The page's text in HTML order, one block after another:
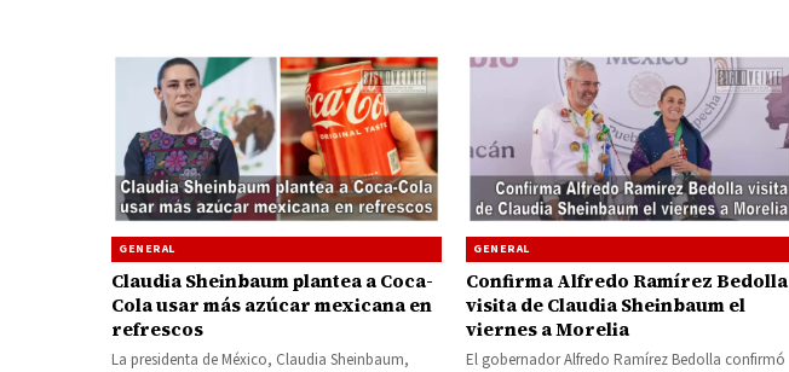
GENERAL
Claudia Sheinbaum plantea a Coca-
Cola usar más azúcar mexicana en
refrescos
La presidenta de México, Claudia Sheinbaum,
GENERAL
Confirma Alfredo Ramírez Bedolla
visita de Claudia Sheinbaum el
viernes a Morelia
El gobernador Alfredo Ramírez Bedolla confirmó